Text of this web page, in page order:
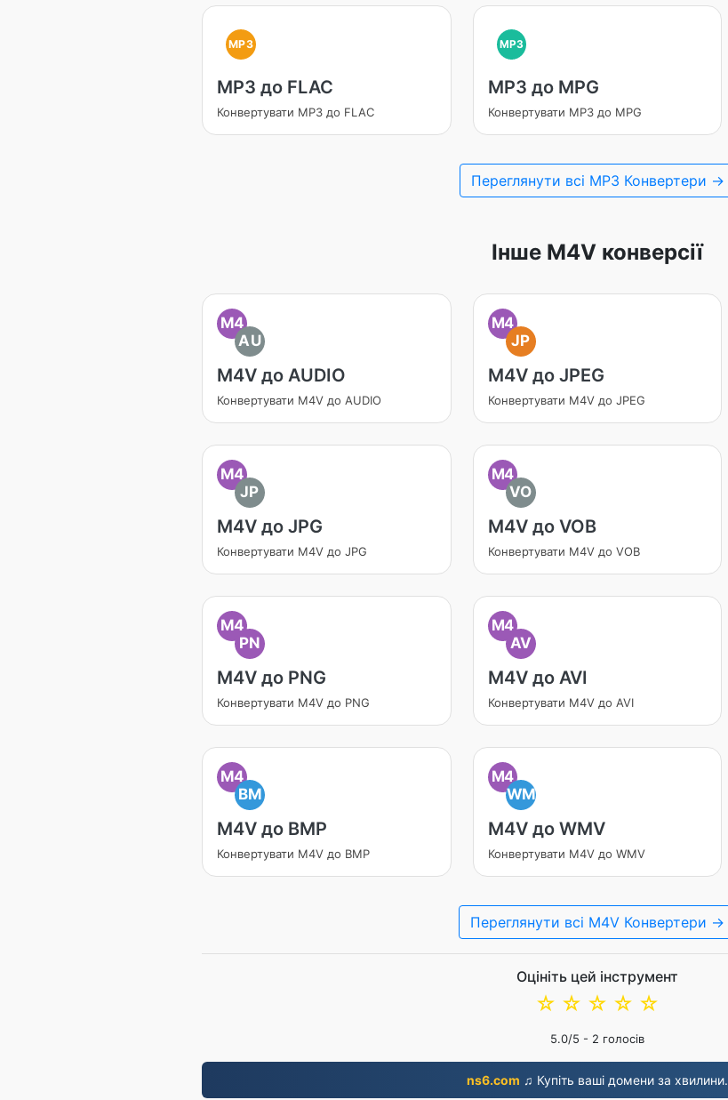
MP3
MP3 до FLAC
Конвертувати MP3 до FLAC
MP3
MP3 до MPG
Конвертувати MP3 до MPG
Переглянути всі MP3 Конвертери →
Інше M4V конверсії
M4
AU
M4V до AUDIO
Конвертувати M4V до AUDIO
M4
JP
M4V до JPEG
Конвертувати M4V до JPEG
M4
JP
M4V до JPG
Конвертувати M4V до JPG
M4
VO
M4V до VOB
Конвертувати M4V до VOB
M4
PN
M4V до PNG
Конвертувати M4V до PNG
M4
AV
M4V до AVI
Конвертувати M4V до AVI
M4
BM
M4V до BMP
Конвертувати M4V до BMP
M4
WM
M4V до WMV
Конвертувати M4V до WMV
Переглянути всі M4V Конвертери →
Оцініть цей інструмент
☆
☆
☆
☆
☆
5.0/5 - 2 голосів
ns6.com ♫ Купіть ваші домени за хвилини.